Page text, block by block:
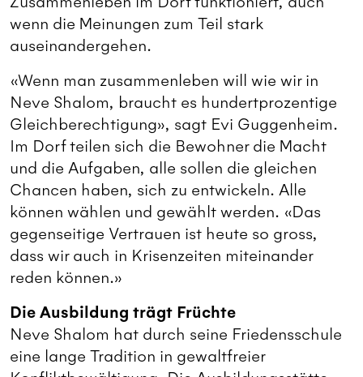
wenn die Meinungen zum Teil stark
auseinandergehen.
«Wenn man zusammenleben will wie wir in
Neve Shalom, braucht es hundertprozentige
Gleichberechtigung», sagt Evi Guggenheim.
Im Dorf teilen sich die Bewohner die Macht
und die Aufgaben, alle sollen die gleichen
Chancen haben, sich zu entwickeln. Alle
können wählen und gewählt werden. «Das
gegenseitige Vertrauen ist heute so gross,
dass wir auch in Krisenzeiten miteinander
reden können.»
Die Ausbildung trägt Früchte
Neve Shalom hat durch seine Friedensschule
eine lange Tradition in gewaltfreier